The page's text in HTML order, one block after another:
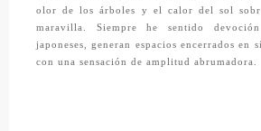
olor de los árboles y el calor del sol
maravilla. Siempre he sentido
japoneses, generan espacios encerrados en
con una sensación de amplitud abrumadora.